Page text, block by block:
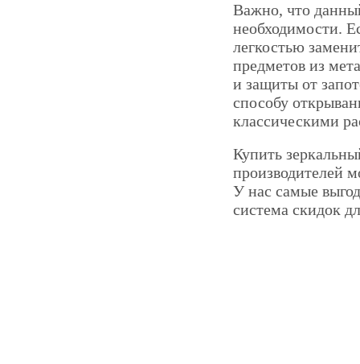
Важно, что
необходимости.
легкостью
предметов из
и защиты от
способу
классическими
Купить
производителей
У нас самые
система скидок